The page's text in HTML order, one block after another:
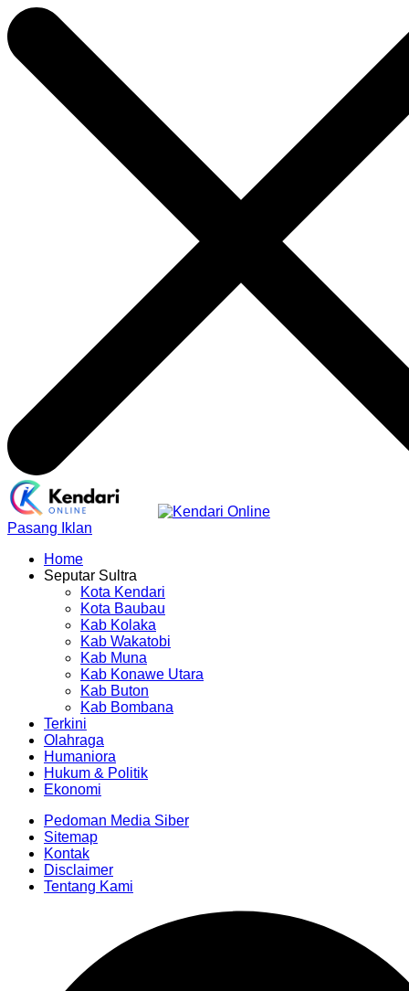
Pasang Iklan
Home
Seputar Sultra
Kota Kendari
Kota Baubau
Kab Kolaka
Kab Wakatobi
Kab Muna
Kab Konawe Utara
Kab Buton
Kab Bombana
Terkini
Olahraga
Humaniora
Hukum & Politik
Ekonomi
Pedoman Media Siber
Sitemap
Kontak
Disclaimer
Tentang Kami